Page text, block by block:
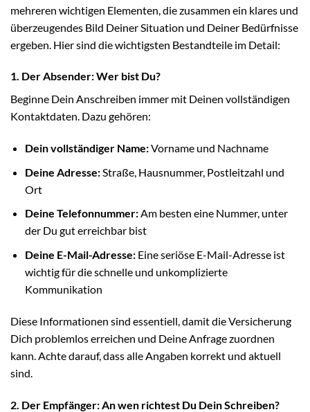
mehreren wichtigen Elementen, die zusammen ein klares und
überzeugendes Bild Deiner Situation und Deiner Bedürfnisse
ergeben. Hier sind die wichtigsten Bestandteile im Detail:
1. Der Absender: Wer bist Du?
Beginne Dein Anschreiben immer mit Deinen vollständigen
Kontaktdaten. Dazu gehören:
Dein vollständiger Name:Vorname und Nachname
Deine Adresse:Straße, Hausnummer, Postleitzahl und
Ort
Deine Telefonnummer:Am besten eine Nummer, unter
der Du gut erreichbar bist
Deine E-Mail-Adresse:Eine seriöse E-Mail-Adresse ist
wichtig für die schnelle und unkomplizierte
Kommunikation
Diese Informationen sind essentiell, damit die Versicherung
Dich problemlos erreichen und Deine Anfrage zuordnen
kann. Achte darauf, dass alle Angaben korrekt und aktuell
sind.
2. Der Empfänger: An wen richtest Du Dein Schreiben?